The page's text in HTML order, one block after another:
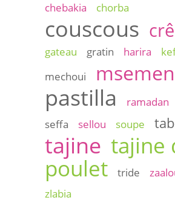
chebakia
chorba
couscous
gateau gratin harira
mechoui
msemen
pastilla ramadan
seffa
sellou soupe
tajine tajine
poulet
tride
zlabia